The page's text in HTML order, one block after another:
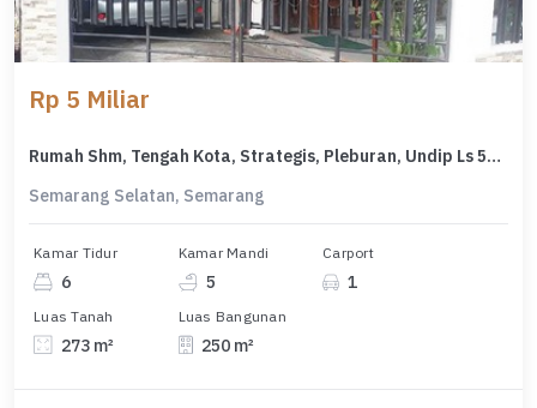
Rp 5 Miliar
Rumah Shm, Tengah Kota, Strategis, Pleburan, Undip Ls 5658
Semarang Selatan, Semarang
Kamar Tidur
6
Kamar Mandi
5
Carport
1
Luas Tanah
273 m²
Luas Bangunan
250 m²